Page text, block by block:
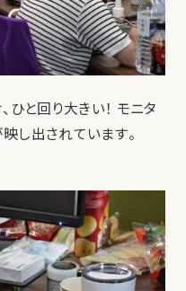
と回り大きい！ モニタ
し出されています。